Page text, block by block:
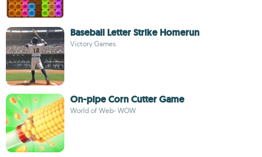
Baseball Letter Strike Homerun
Victory Games
On-pipe Corn Cutter Game
World of Web- WOW